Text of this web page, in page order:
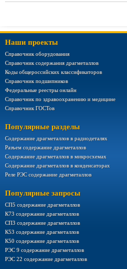
Наши проекты
Справочник оборудования
Справочник содержания драгметаллов
Коды общероссийских классификаторов
Справочник подшипников
Федеральные реестры онлайн
Справочник по здравоохранению и медицине
Справочник ГОСТов
Популярные разделы
Содержание драгметаллов в радиодеталях
Разъем содержание драгметаллов
Содержание драгметаллов в микросхемах
Содержание драгметаллов в конденсаторах
Реле РЭС содержание драгметаллов
Популярные запросы
СП5 содержание драгметаллов
К73 содержание драгметаллов
СП3 содержание драгметаллов
К53 содержание драгметаллов
К50 содержание драгметаллов
РЭС 9 содержание драгметаллов
РЭС 22 содержание драгметаллов